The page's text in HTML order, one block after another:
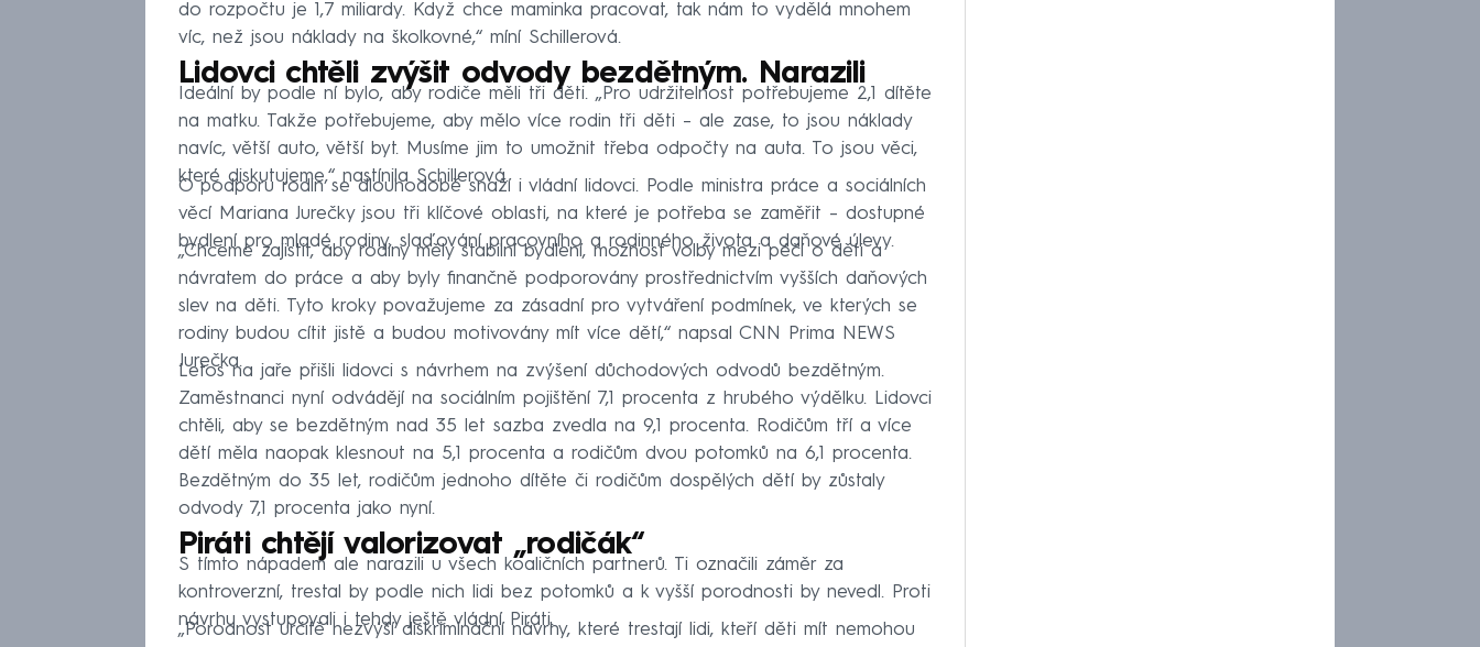
do rozpočtu je 1,7 miliardy. Když chce maminka pracovat, tak nám to vydělá mnohem
víc, než jsou náklady na školkovné,“ míní Schillerová.
Lidovci chtěli zvýšit odvody bezdětným. Narazili
Ideální by podle ní bylo, aby rodiče měli tři děti. „Pro udržitelnost potřebujeme 2,1 dítěte
na matku. Takže potřebujeme, aby mělo více rodin tři děti – ale zase, to jsou náklady
navíc, větší auto, větší byt. Musíme jim to umožnit třeba odpočty na auta. To jsou věci,
které diskutujeme,“ nastínila Schillerová.
O podporu rodin se dlouhodobě snaží i vládní lidovci. Podle ministra práce a sociálních
věcí Mariana Jurečky jsou tři klíčové oblasti, na které je potřeba se zaměřit – dostupné
bydlení pro mladé rodiny, slaďování pracovního a rodinného života a daňové úlevy.
„Chceme zajistit, aby rodiny měly stabilní bydlení, možnost volby mezi péčí o děti a
návratem do práce a aby byly finančně podporovány prostřednictvím vyšších daňových
slev na děti. Tyto kroky považujeme za zásadní pro vytváření podmínek, ve kterých se
rodiny budou cítit jistě a budou motivovány mít více dětí,“ napsal CNN Prima NEWS
Jurečka.
Letos na jaře přišli lidovci s návrhem na zvýšení důchodových odvodů bezdětným.
Zaměstnanci nyní odvádějí na sociálním pojištění 7,1 procenta z hrubého výdělku. Lidovci
chtěli, aby se bezdětným nad 35 let sazba zvedla na 9,1 procenta. Rodičům tří a více
dětí měla naopak klesnout na 5,1 procenta a rodičům dvou potomků na 6,1 procenta.
Bezdětným do 35 let, rodičům jednoho dítěte či rodičům dospělých dětí by zůstaly
odvody 7,1 procenta jako nyní.
Piráti chtějí valorizovat „rodičák“
S tímto nápadem ale narazili u všech koaličních partnerů. Ti označili záměr za
kontroverzní, trestal by podle nich lidi bez potomků a k vyšší porodnosti by nevedl. Proti
návrhu vystupovali i tehdy ještě vládní Piráti.
„Porodnost určitě nezvýší diskriminační návrhy, které trestají lidi, kteří děti mít nemohou